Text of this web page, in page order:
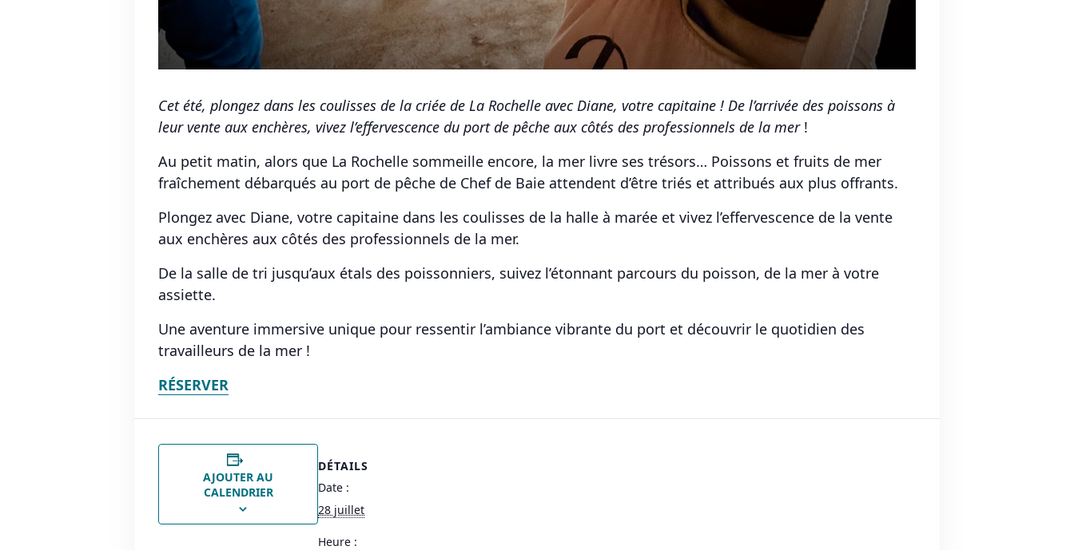
Cet été, plongez dans les coulisses de la criée de La Rochelle avec Diane, votre capitaine ! De l’arrivée des poissons à
leur vente aux enchères, vivez l’effervescence du port de pêche aux côtés des professionnels de la mer!
Au petit matin, alors que La Rochelle sommeille encore, la mer livre ses trésors… Poissons et fruits de mer
fraîchement débarqués au port de pêche de Chef de Baie attendent d’être triés et attribués aux plus offrants.
Plongez avec Diane, votre capitaine dans les coulisses de la halle à marée et vivez l’effervescence de la vente
aux enchères aux côtés des professionnels de la mer.
De la salle de tri jusqu’aux étals des poissonniers, suivez l’étonnant parcours du poisson, de la mer à votre
assiette.
Une aventure immersive unique pour ressentir l’ambiance vibrante du port et découvrir le quotidien des
travailleurs de la mer !
RÉSERVER
AJOUTER AU
CALENDRIER
DÉTAILS
Date :
28 juillet
Heure :